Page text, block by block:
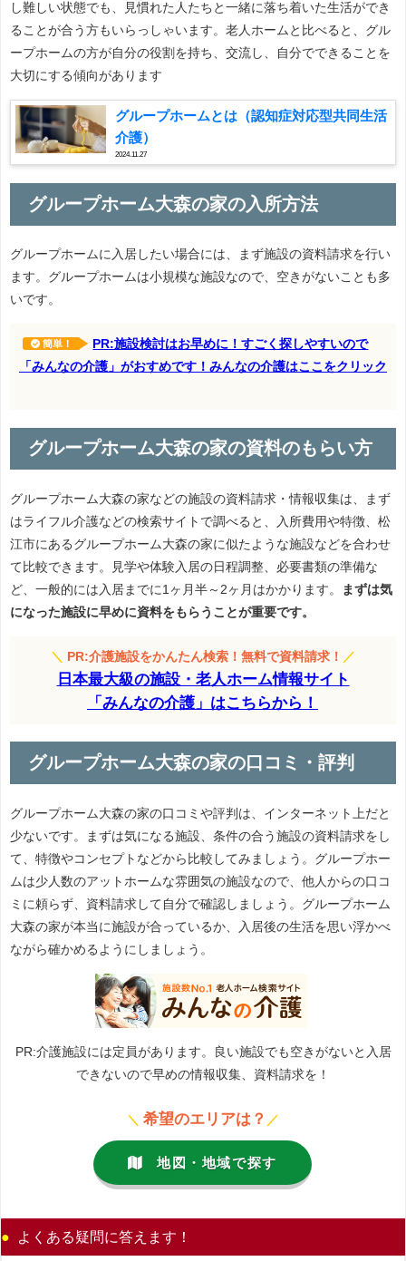
し難しい状態でも、見慣れた人たちと一緒に落ち着いた生活ができ
ることが合う方もいらっしゃいます。老人ホームと比べると、グル
ープホームの方が自分の役割を持ち、交流し、自分でできることを
大切にする傾向があります
グループホームとは（認知症対応型共同生活
介護）
2024.11.27
グループホーム大森の家の入所方法
グループホームに入居したい場合には、まず施設の資料請求を行い
ます。グループホームは小規模な施設なので、空きがないことも多
いです。
簡単！
PR:施設検討はお早めに！すごく探しやすいので
「みんなの介護」がおすめです！みんなの介護はここをクリック
グループホーム大森の家の資料のもらい方
グループホーム大森の家などの施設の資料請求・情報収集は、まず
はライフル介護などの検索サイトで調べると、入所費用や特徴、松
江市にあるグループホーム大森の家に似たような施設などを合わせ
て比較できます。見学や体験入居の日程調整、必要書類の準備な
ど、一般的には入居までに1ヶ月半～2ヶ月はかかります。
まずは気
になった施設に早めに資料をもらうことが重要です。
＼ PR:介護施設をかんたん検索！無料で資料請求！ ／
日本最大級の施設・老人ホーム情報サイト
「みんなの介護」はこちらから！
グループホーム大森の家の口コミ・評判
グループホーム大森の家の口コミや評判は、インターネット上だと
少ないです。まずは気になる施設、条件の合う施設の資料請求をし
て、特徴やコンセプトなどから比較してみましょう。グループホー
ムは少人数のアットホームな雰囲気の施設なので、他人からの口コ
ミに頼らず、資料請求して自分で確認しましょう。グループホーム
大森の家が本当に施設が合っているか、入居後の生活を思い浮かべ
ながら確かめるようにしましょう。
PR:介護施設には定員があります。良い施設でも空きがないと入居
できないので早めの情報収集、資料請求を！
＼ 希望のエリアは？ ／
地図・地域で探す
よくある疑問に答えます！